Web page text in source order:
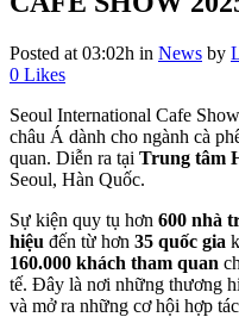
Posted at 03:02h in News by
0 Likes
Seoul International Cafe
châu Á dành cho ngành cà
quan. Diễn ra tại Trung tâm
Seoul, Hàn Quốc.
Sự kiện quy tụ hơn 600 nhà
hiệu đến từ hơn 35 quốc gia
160.000 khách tham quan
tế. Đây là nơi những thương
và mở ra những cơ hội hợp